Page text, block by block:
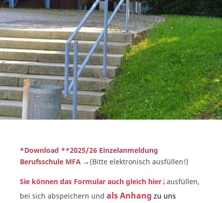
*Download **2025/26 Einzelanmeldung
Berufsschule MFA →(Bitte elektronisch ausfüllen!)
Sie können das Formular auch gleich hier↓ausfüllen,
bei sich abspeichern und als Anhang zu uns